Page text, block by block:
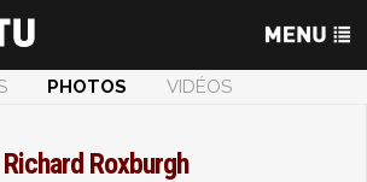
PHOTOS
VIDÉOS
Richard Roxburgh